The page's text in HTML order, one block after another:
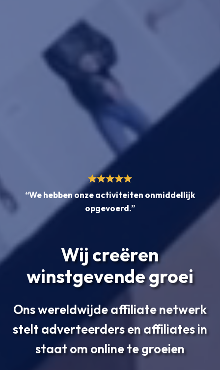
“We hebben onze activiteiten onmiddellijk
opgevoerd.”
Wij creëren
winstgevende groei
Ons wereldwijde affiliate netwerk
stelt adverteerders en affiliates in
staat om online te groeien